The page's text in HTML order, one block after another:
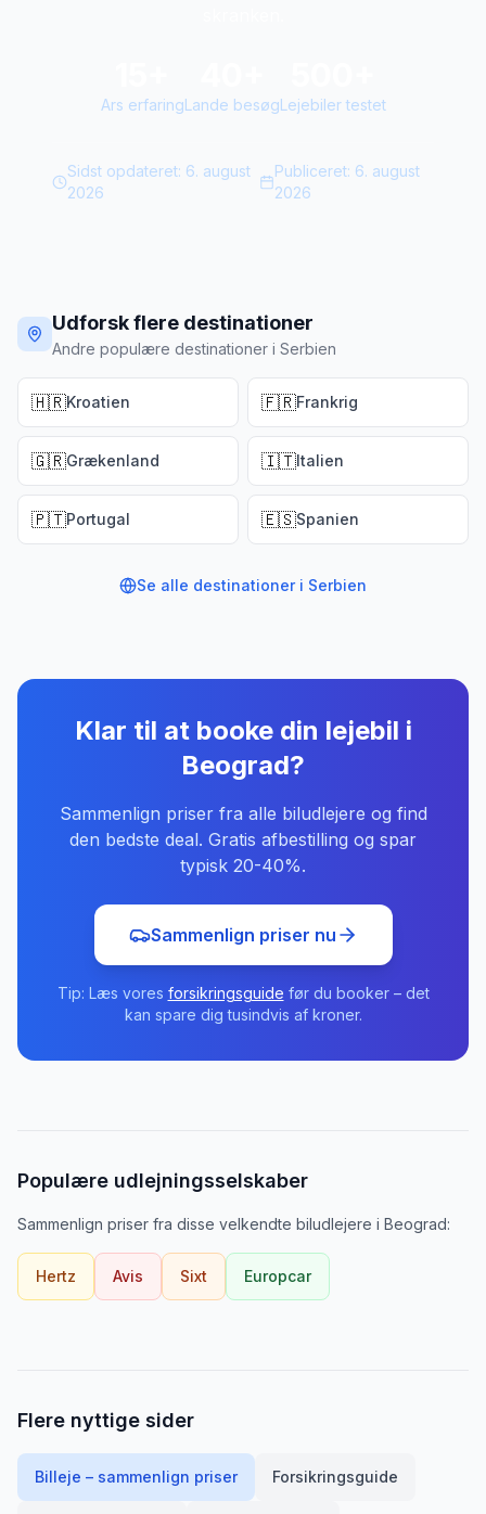
Ars erfaringLande besøgLejebiler testet
Sidst opdateret: 6. august
2026
Publiceret: 6. august
2026
Udforsk flere destinationer
Andre populære destinationer i Serbien
🇭🇷Kroatien 🇫🇷Frankrig
🇬🇷Grækenland 🇮🇹Italien
🇵🇹Portugal 🇪🇸Spanien
Se alle destinationer i Serbien
Klar til at booke din lejebil i
Beograd?
Sammenlign priser fra alle biludlejere og find
den bedste deal. Gratis afbestilling og spar
typisk 20-40%.
Sammenlign priser nu
Tip: Læs vores forsikringsguide før du booker – det
kan spare dig tusindvis af kroner.
Populære udlejningsselskaber
Sammenlign priser fra disse velkendte biludlejere i Beograd:
Hertz Avis Sixt Europcar
Flere nyttige sider
Billeje – sammenlign priser Forsikringsguide